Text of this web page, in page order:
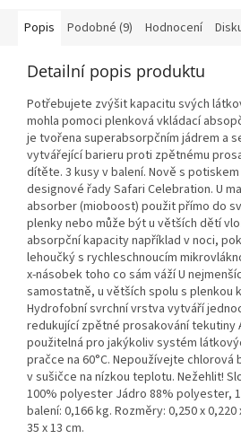
Popis Podobné (9) Hodnocení
Detailní popis produktu
Potřebujete zvýšit kapacitu svých
mohla pomoci plenková vkládací
je tvořena superabsorpčním jádrem a
vytvářející barieru proti zpětnému
dítěte. 3 kusy v balení. Nově s
designové řady Safari Celebration. U
absorber (mioboost) použit přímo do
plenky nebo může být u větších dětí
absorpční kapacity například v noci,
lehoučký s rychleschnoucím
x-násobek toho co sám váží U
samostatně, u větších spolu s plenkou
Hydrofobní svrchní vrstva vytváří
redukující zpětné prosakování tekutiny
použitelná pro jakýkoliv systém
pračce na 60°C. Nepoužívejte chlorová
v sušičce na nízkou teplotu. Nežehlit!
100% polyester Jádro 88% polyester,
balení: 0,166 kg. Rozměry: 0,250 x
35 x 13 cm.